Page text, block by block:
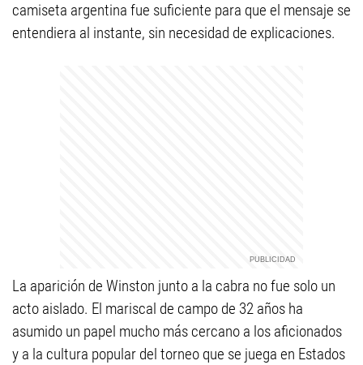
camiseta argentina fue suficiente para que el mensaje se
entendiera al instante, sin necesidad de explicaciones.
La aparición de Winston junto a la cabra no fue solo un
acto aislado. El mariscal de campo de 32 años ha
asumido un papel mucho más cercano a los aficionados
y a la cultura popular del torneo que se juega en Estados